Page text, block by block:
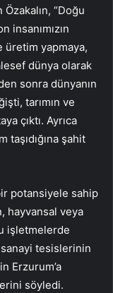
“Doğu
insanımızın
üretim yapmaya,
dünya olarak
sonra dünyanın
tarımın ve
çıktı. Ayrıca
şahit
potansiyele sahip
hayvansal veya
işletmelerde
tesislerinin
Erzurum’a
söyledi.